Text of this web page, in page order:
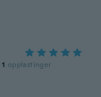
1 opplastinger